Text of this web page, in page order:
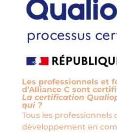
Les professionnels et
d’Alliance C sont
La certification
qui ?
Tous les professionnels
développement en